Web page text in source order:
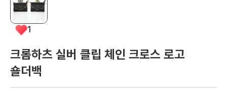
1
크롬하츠 실버 클립 체인 크로스 로고
숄더백